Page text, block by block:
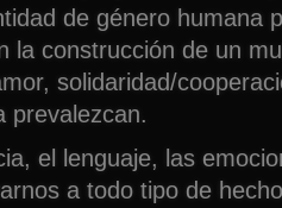
de género humana
la construcción de un
solidaridad/
prevalezcan.
el lenguaje, las
a todo tipo de